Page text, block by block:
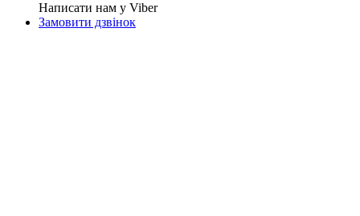
Написати нам у Viber
Замовити дзвінок